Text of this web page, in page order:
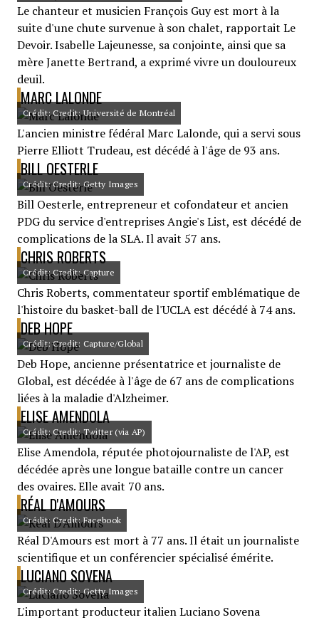
Le chanteur et musicien François Guy est mort à la
suite d'une chute survenue à son chalet, rapportait Le
Devoir. Isabelle Lajeunesse, sa conjointe, ainsi que sa
mère Janette Bertrand, a exprimé vivre un douloureux
deuil.
MARC LALONDE
Crédit: Credit: Université de Montréal
L'ancien ministre fédéral Marc Lalonde, qui a servi sous
Pierre Elliott Trudeau, est décédé à l'âge de 93 ans.
BILL OESTERLE
Crédit: Credit: Getty Images
Bill Oesterle, entrepreneur et cofondateur et ancien
PDG du service d'entreprises Angie's List, est décédé de
complications de la SLA. Il avait 57 ans.
CHRIS ROBERTS
Crédit: Credit: Capture
Chris Roberts, commentateur sportif emblématique de
l'histoire du basket-ball de l'UCLA est décédé à 74 ans.
DEB HOPE
Crédit: Credit: Capture/Global
Deb Hope, ancienne présentatrice et journaliste de
Global, est décédée à l'âge de 67 ans de complications
liées à la maladie d'Alzheimer.
ELISE AMENDOLA
Crédit: Credit: Twitter (via AP)
Elise Amendola, réputée photojournaliste de l'AP, est
décédée après une longue bataille contre un cancer
des ovaires. Elle avait 70 ans.
RÉAL D'AMOURS
Crédit: Credit: Facebook
Réal D'Amours est mort à 77 ans. Il était un journaliste
scientifique et un conférencier spécialisé émérite.
LUCIANO SOVENA
Crédit: Credit: Getty Images
L'important producteur italien Luciano Sovena